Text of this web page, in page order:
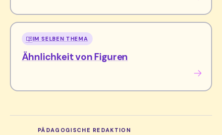
IM SELBEN THEMA
Ähnlichkeit von Figuren
PÄDAGOGISCHE REDAKTION